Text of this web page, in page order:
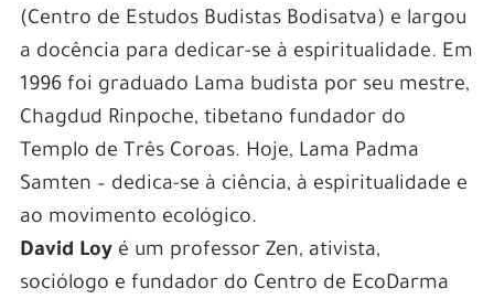
(Centro de Estudos Budistas Bodisatva) e largou
a docência para dedicar-se à espiritualidade. Em
1996 foi graduado Lama budista por seu mestre,
Chagdud Rinpoche, tibetano fundador do
Templo de Três Coroas. Hoje, Lama Padma
Samten – dedica-se à ciência, à espiritualidade e
ao movimento ecológico.
David Loyé um professor Zen, ativista,
sociólogo e fundador do Centro de EcoDarma